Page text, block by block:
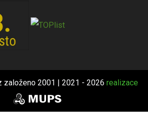
založeno 2001 | 2021 - 2026 realizace